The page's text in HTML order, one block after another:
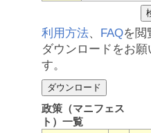
利用方法、 FAQを閲
ダウンロードをお願
す。
政策（マニフェス
ト）一覧